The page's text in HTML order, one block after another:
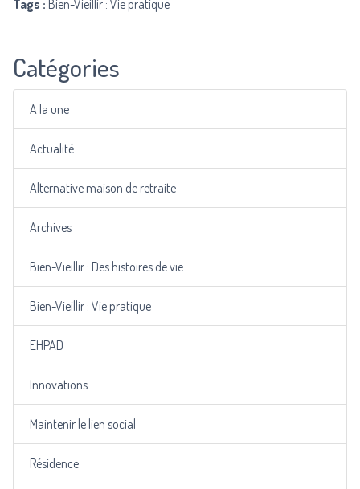
Tags : Bien-Vieillir : Vie pratique
Catégories
A la une
Actualité
Alternative maison de retraite
Archives
Bien-Vieillir : Des histoires de vie
Bien-Vieillir : Vie pratique
EHPAD
Innovations
Maintenir le lien social
Résidence